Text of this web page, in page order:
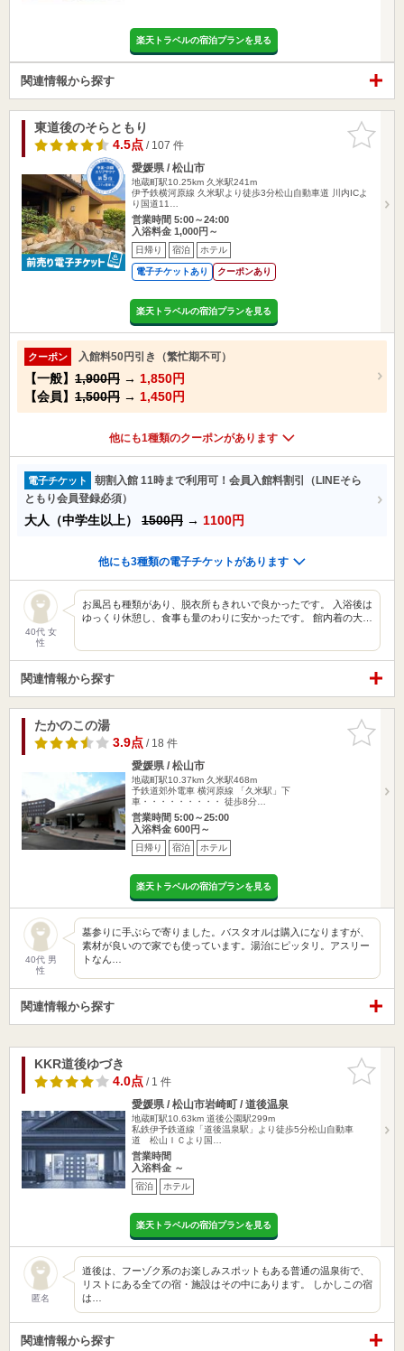
楽天トラベルの宿泊プランを見る
関連情報から探す
お気に入
りに追加
東道後のそらともり
4.5点/ 107 件
愛媛県 / 松山市
地蔵町駅10.25km 久米駅241m
伊予鉄横河原線 久米駅より徒歩3分松山自動車道 川内ICよ
り国道11…
営業時間 5:00～24:00
入浴料金 1,000円～
日帰り 宿泊 ホテル
電子チケットあり クーポンあり
楽天トラベルの宿泊プランを見る
クーポン 入館料50円引き（繁忙期不可）
【一般】 1,900円 → 1,850円
【会員】 1,500円 → 1,450円
他にも1種類のクーポンがあります
電子チケット
朝割入館 11時まで利用可！会員入館料割引（LINEそら
ともり会員登録必須）
大人（中学生以上） 1500円 → 1100円
他にも3種類の電子チケットがあります
40代 女
性
お風呂も種類があり、脱衣所もきれいで良かったです。 入浴後は
ゆっくり休憩し、食事も量のわりに安かったです。 館内着の大…
関連情報から探す
お気に入
りに追加
たかのこの湯
3.9点/ 18 件
愛媛県 / 松山市
地蔵町駅10.37km 久米駅468m
予鉄道郊外電車 横河原線 「久米駅」下
車・・・・・・・・・ 徒歩8分…
営業時間 5:00～25:00
入浴料金 600円～
日帰り 宿泊 ホテル
楽天トラベルの宿泊プランを見る
40代 男
性
墓参りに手ぶらで寄りました。バスタオルは購入になりますが、
素材が良いので家でも使っています。湯治にピッタリ。アスリー
トなん…
関連情報から探す
お気に入
りに追加
KKR道後ゆづき
4.0点/ 1 件
愛媛県 / 松山市岩崎町 / 道後温泉
地蔵町駅10.63km 道後公園駅299m
私鉄伊予鉄道線「道後温泉駅」より徒歩5分松山自動車
道 松山ＩＣより国…
営業時間
入浴料金 ～
宿泊 ホテル
楽天トラベルの宿泊プランを見る
匿名
道後は、フーゾク系のお楽しみスポットもある普通の温泉街で、
リストにある全ての宿・施設はその中にあります。 しかしこの宿
は…
関連情報から探す